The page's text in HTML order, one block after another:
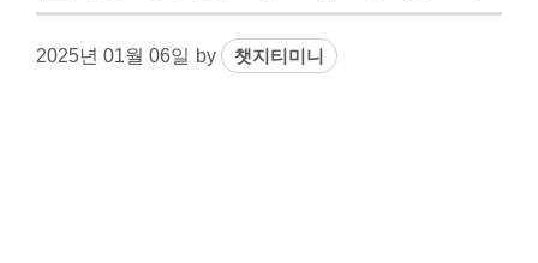
2025년 01월 06일 by 챗지티미니